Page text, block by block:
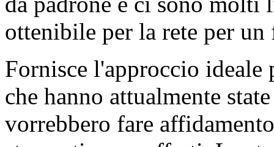
ottenibile per la rete per
Fornisce l'approccio ideale
che hanno attualmente
vorrebbero fare